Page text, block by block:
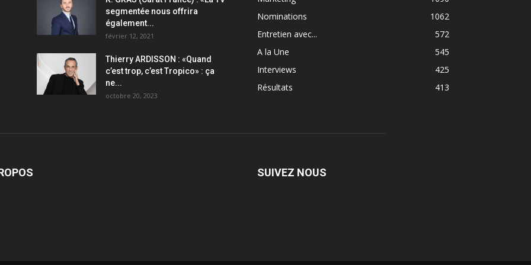
segmentée nous offrira
également...
février 12, 2021
Thierry ARDISSON : «Quand
c’est trop, c’est Tropico» : ça
ne...
octobre 20, 2023
Nominations
1062
Entretien avec...
572
A la Une
545
Interviews
425
Résultats
413
SUIVEZ NOUS